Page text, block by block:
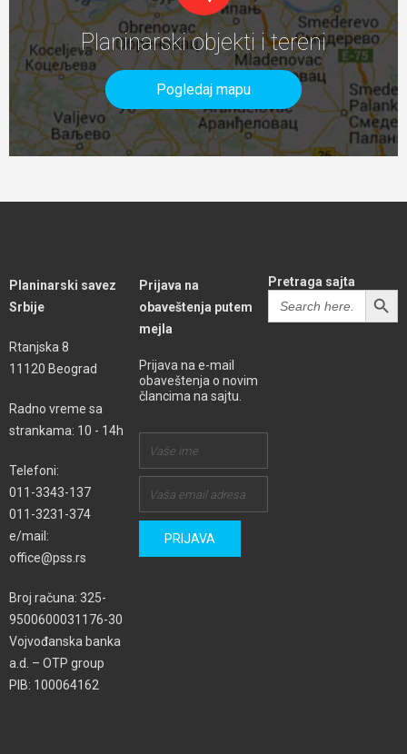
Planinarski objekti i tereni
Pogledaj mapu
Planinarski savez
Srbije
Rtanjska 8
11120 Beograd
Radno vreme sa
strankama: 10 - 14h
Telefoni:
011-3343-137
011-3231-374
e/mail:
office@pss.rs
Broj računa: 325-
9500600031176-30
Vojvođanska banka
a.d. – OTP group
PIB: 100064162
Prijava na
obaveštenja putem
mejla
Prijava na e-mail
obaveštenja o novim
člancima na sajtu.
Pretraga sajta
Search
for:
SEARCH